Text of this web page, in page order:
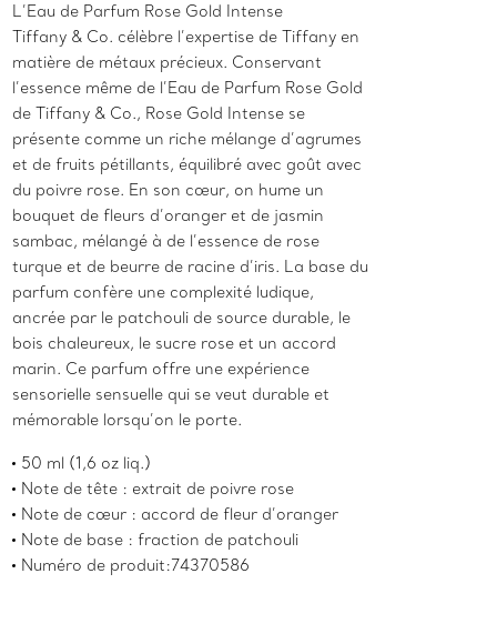
L’Eau de Parfum Rose Gold Intense
Tiffany & Co. célèbre l’expertise de Tiffany en
matière de métaux précieux. Conservant
l’essence même de l’Eau de Parfum Rose Gold
de Tiffany & Co., Rose Gold Intense se
présente comme un riche mélange d’agrumes
et de fruits pétillants, équilibré avec goût avec
du poivre rose. En son cœur, on hume un
bouquet de fleurs d’oranger et de jasmin
sambac, mélangé à de l’essence de rose
turque et de beurre de racine d’iris. La base du
parfum confère une complexité ludique,
ancrée par le patchouli de source durable, le
bois chaleureux, le sucre rose et un accord
marin. Ce parfum offre une expérience
sensorielle sensuelle qui se veut durable et
mémorable lorsqu’on le porte.
50 ml (1,6 oz liq.)
Note de tête : extrait de poivre rose
Note de cœur : accord de fleur d’oranger
Note de base : fraction de patchouli
Numéro de produit:74370586